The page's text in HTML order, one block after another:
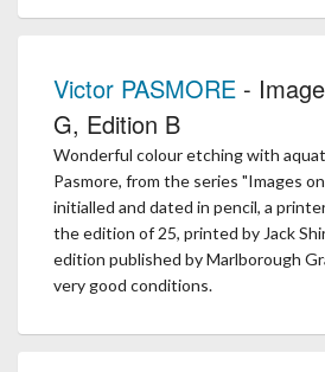
Victor PASMORE -
G, Edition B
Wonderful colour etching with
Pasmore, from the series "Images
initialled and dated in pencil, a
the edition of 25, printed by Jack
edition published by Marlborough
very good conditions.